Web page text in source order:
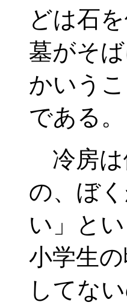
どは石
墓がそ
かいう
である。
冷房は
の、ぼ
い」と
小学生
してな